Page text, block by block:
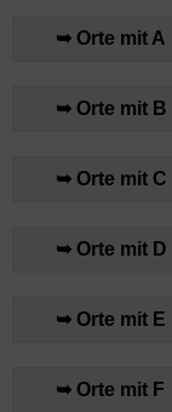
➥ Orte mit A
➥ Orte mit B
➥ Orte mit C
➥ Orte mit D
➥ Orte mit E
➥ Orte mit F